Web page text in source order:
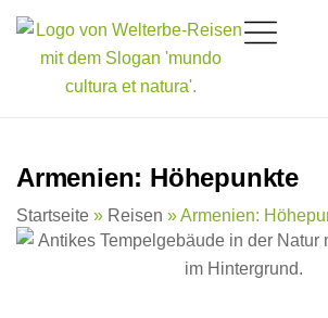
springen
Armenien: Höhepunkte
Startseite » Reisen »Armenien: